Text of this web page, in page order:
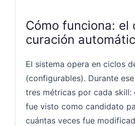
Cómo funciona: el
curación
El sistema opera en ciclos
(configurables). Durante
tres métricas por cada skill:
fue visto como candidato
cuántas veces fue